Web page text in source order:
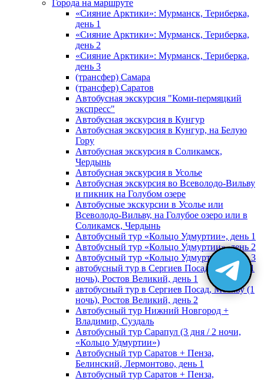
Города на маршруте
«Сияние Арктики»: Мурманск, Териберка,
день 1
«Сияние Арктики»: Мурманск, Териберка,
день 2
«Сияние Арктики»: Мурманск, Териберка,
день 3
(трансфер) Самара
(трансфер) Саратов
Автобусная экскурсия "Коми-пермяцкий
экспресс"
Автобусная экскурсия в Кунгур
Автобусная экскурсия в Кунгур, на Белую
Гору
Автобусная экскурсия в Соликамск,
Чердынь
Автобусная экскурсия в Усолье
Автобусная экскурсия во Всеволодо-Вильву
и пикник на Голубом озере
Автобусные экскурсии в Усолье или
Всеволодо-Вильву, на Голубое озеро или в
Соликамск, Чердынь
Автобусный тур «Кольцо Удмуртии», день 1
Автобусный тур «Кольцо Удмуртии», день 2
Автобусный тур «Кольцо Удмуртии», день 3
автобусный тур в Сергиев Посад, Москву (1
ночь), Ростов Великий, день 1
автобусный тур в Сергиев Посад, Москву (1
ночь), Ростов Великий, день 2
Автобусный тур Нижний Новгород +
Владимир, Суздаль
Автобусный тур Сарапул (3 дня / 2 ночи,
«Кольцо Удмуртии»)
Автобусный тур Саратов + Пенза,
Белинский, Лермонтово, день 1
Автобусный тур Саратов + Пенза,